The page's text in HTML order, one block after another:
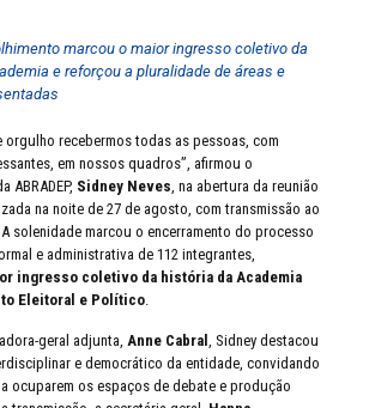
marcou o maior ingresso coletivo da
e reforçou a pluralidade de áreas e
orgulho recebermos todas as pessoas, com
em nossos quadros”, afirmou o
ABRADEP, Sidney Neves , na abertura da reunião
na noite de 27 de agosto, com transmissão ao
solenidade marcou o encerramento do processo
e administrativa de 112 integrantes,
ingresso coletivo da história da Academia
Eleitoral e Político.
geral adjunta, Anne Cabral , Sidney destacou
e democrático da entidade, convidando
ocuparem os espaços de debate e produção